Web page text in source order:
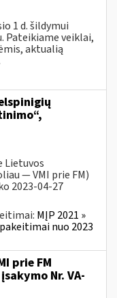
1 d. šildymui
Pateikiame veiklai,
aktualią
Lietuvos
― VMI prie FM)
2023-04-27
MĮP 2021 »
nuo 2023
prie FM
Nr. VA-